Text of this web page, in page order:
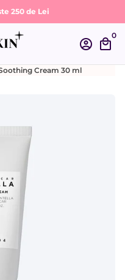
250 de Lei
account_circle local_mall
0
Cream 30 ml